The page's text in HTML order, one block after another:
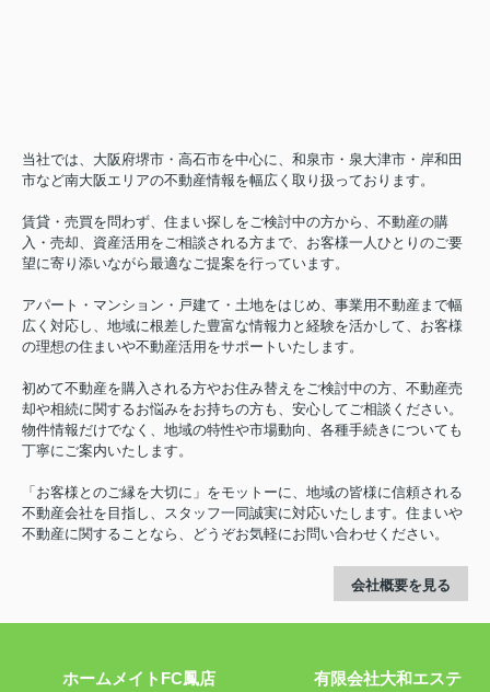
当社では、大阪府堺市・高石市を中心に、和泉市・泉大津市・岸和田
市など南大阪エリアの不動産情報を幅広く取り扱っております。
賃貸・売買を問わず、住まい探しをご検討中の方から、不動産の購
入・売却、資産活用をご相談される方まで、お客様一人ひとりのご要
望に寄り添いながら最適なご提案を行っています。
アパート・マンション・戸建て・土地をはじめ、事業用不動産まで幅
広く対応し、地域に根差した豊富な情報力と経験を活かして、お客様
の理想の住まいや不動産活用をサポートいたします。
初めて不動産を購入される方やお住み替えをご検討中の方、不動産売
却や相続に関するお悩みをお持ちの方も、安心してご相談ください。
物件情報だけでなく、地域の特性や市場動向、各種手続きについても
丁寧にご案内いたします。
「お客様とのご縁を大切に」をモットーに、地域の皆様に信頼される
不動産会社を目指し、スタッフ一同誠実に対応いたします。住まいや
不動産に関することなら、どうぞお気軽にお問い合わせください。
会社概要を見る
ホームメイトFC鳳店 有限会社大和エステ